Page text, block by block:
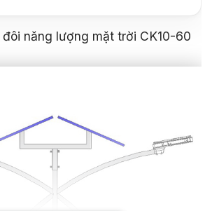
năng lượng mặt trời CK10-60